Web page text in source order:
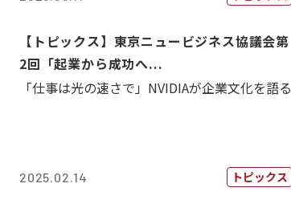
【トピックス】東京ニュービジネス協議会第
2回「起業から成功へ...
「仕事は光の速さで」NVIDIAが企業文化を語る
2025.02.14 トピックス